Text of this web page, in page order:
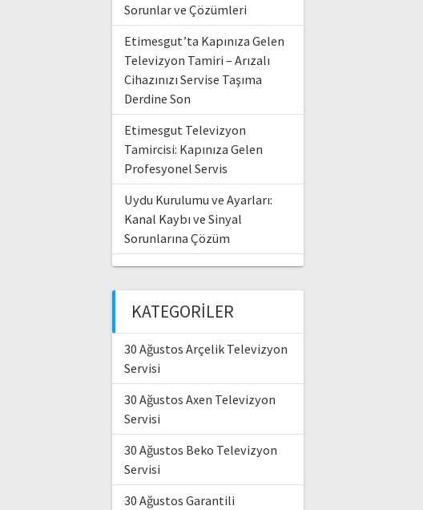
Sorunlar ve Çözümleri
Etimesgut’ta Kapınıza Gelen
Televizyon Tamiri – Arızalı
Cihazınızı Servise Taşıma
Derdine Son
Etimesgut Televizyon
Tamircisi: Kapınıza Gelen
Profesyonel Servis
Uydu Kurulumu ve Ayarları:
Kanal Kaybı ve Sinyal
Sorunlarına Çözüm
KATEGORILER
30 Ağustos Arçelik Televizyon
Servisi
30 Ağustos Axen Televizyon
Servisi
30 Ağustos Beko Televizyon
Servisi
30 Ağustos Garantili